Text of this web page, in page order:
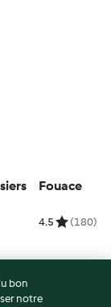
Fouace
4.5 (180)
bon
notre